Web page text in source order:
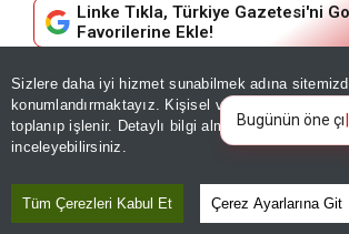
Sizlere daha iyi hizmet sunabilmek adına
konumlandırmaktayız. Kişisel verileriniz, KVKK
toplanıp işlenir. Detaylı bilgi almak için
inceleyebilirsiniz.
Tüm Çerezleri Kabul Et Çerez Ayarlarına Git
Linke Tıkla, Türkiye Gazetesi'ni
Favorilerine Ekle!
HABERLER
Bodrum FK-Bursaspor
şifresiz canlı yayın
kanalda, saat kaçta?
Bugünün öne
ve gelişmeleri